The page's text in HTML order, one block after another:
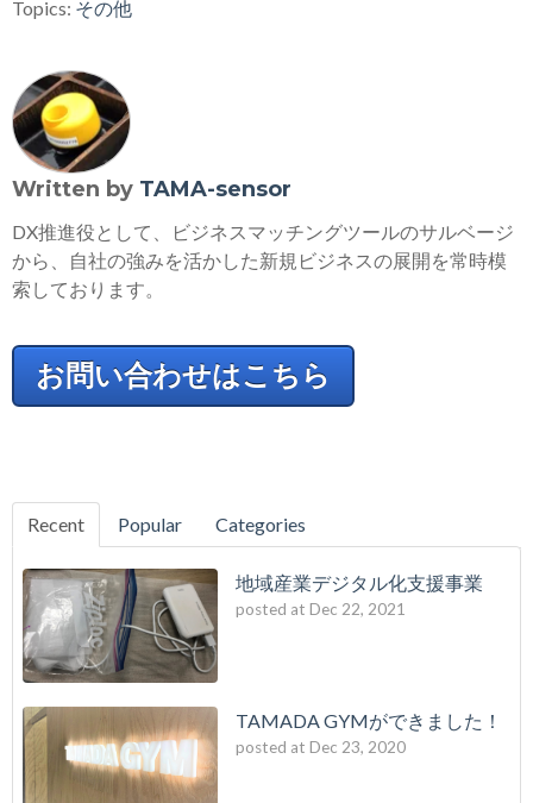
Topics: その他
Written by TAMA-sensor
DX推進役として、ビジネスマッチングツールのサルベージ
から、自社の強みを活かした新規ビジネスの展開を常時模
索しております。
お問い合わせはこちら
Recent Popular Categories
地域産業デジタル化支援事業
posted at Dec 22, 2021
TAMADA GYMができました！
posted at Dec 23, 2020